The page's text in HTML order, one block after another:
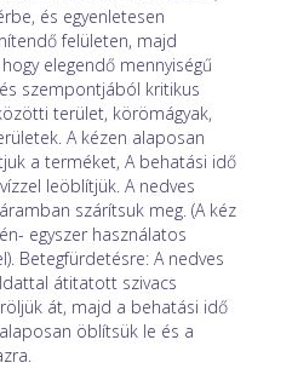
és egyenletesen
felületen, majd
elegendő mennyiségű
szempontjából kritikus
terület, körömágyak,
A kézen alaposan
a terméket, A behatási idő
leöblítjük. A nedves
szárítsuk meg. (A kéz
egyszer használatos
Betegfürdetésre: A nedves
átitatott szivacs
át, majd a behatási idő
öblítsük le és a